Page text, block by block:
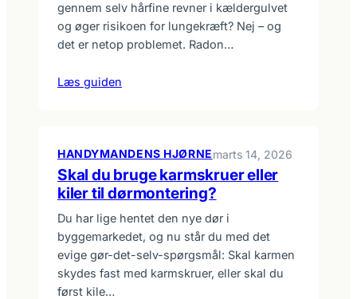
gennem selv hårfine revner i kældergulvet
og øger risikoen for lungekræft? Nej – og
det er netop problemet. Radon…
Læs guiden
HANDYMANDENS HJØRNEmarts 14, 2026
Skal du bruge karmskruer eller
kiler til dørmontering?
Du har lige hentet den nye dør i
byggemarkedet, og nu står du med det
evige gør-det-selv-spørgsmål: Skal karmen
skydes fast med karmskruer, eller skal du
først kile…